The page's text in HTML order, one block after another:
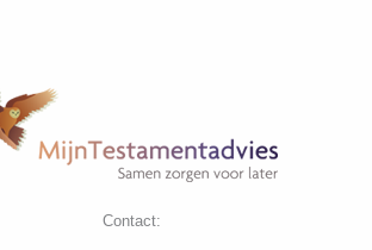
Contact: